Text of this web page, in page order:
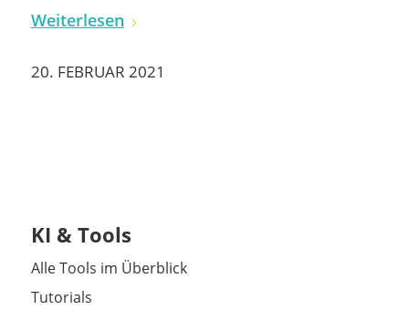
Weiterlesen
20. FEBRUAR 2021
KI & Tools
Alle Tools im Überblick
Tutorials